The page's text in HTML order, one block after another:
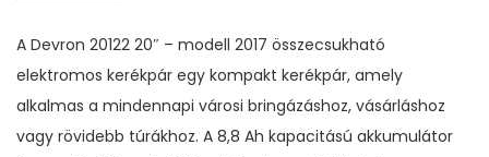
A Devron 20122 20″ – modell 2017 összecsukható
elektromos kerékpár egy kompakt kerékpár, amely
alkalmas a mindennapi városi bringázáshoz, vásárláshoz
vagy rövidebb túrákhoz. A 8,8 Ah kapacitású akkumulátor